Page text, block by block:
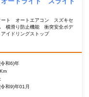
ト オートエアコン スズキセ
横滑り防止機能 衝突安全ボデ
イドリングストップ
和6)年
和9)年01月